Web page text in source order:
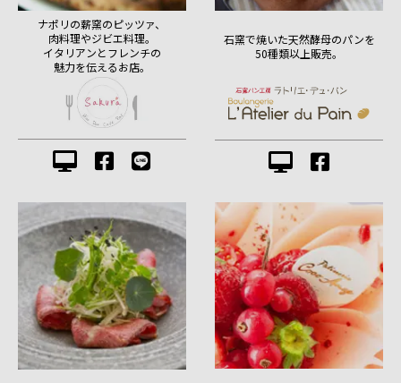
ナポリの薪窯のピッツァ、
肉料理やジビエ料理。
イタリアンとフレンチの
魅力を伝えるお店。
石窯で焼いた天然酵母のパンを
50種類以上販売。